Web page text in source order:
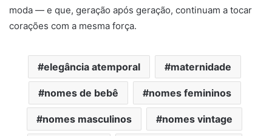
moda — e que, geração após geração, continuam a tocar
corações com a mesma força.
elegância atemporal maternidade
nomes de bebê nomes femininos
nomes masculinos nomes vintage